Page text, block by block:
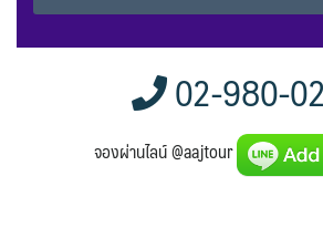
Alternative:
02-980-
จองผ่านไลน์ @aajtour